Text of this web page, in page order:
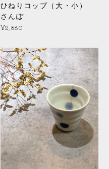
ひねりコップ（大・小）
さんぽ
¥2,860